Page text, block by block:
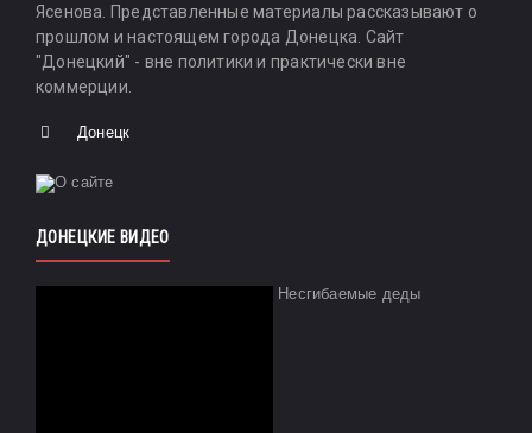
Ясенова. Представленные материалы рассказывают о
прошлом и настоящем города Донецка. Сайт
"Донецкий" - вне политики и практически вне
коммерции.
Донецк
ДОНЕЦКИЕ ВИДЕО
Несгибаемые деды